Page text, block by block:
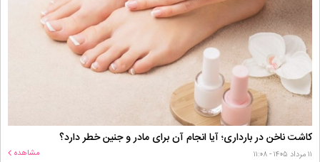
کاشت ناخن در بارداری؛ آیا انجام آن برای مادر و جنین خطر دارد؟
۱۱ مرداد ۱۴۰۵ - ۱۱:۰۸ مشاهده